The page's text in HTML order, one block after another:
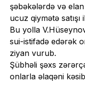
şəbəkələrdə və
ucuz qiymətə
Bu yolla
sui-istifadə edərək
ziyan vurub.
Şübhəli şəxs
onlarla əlaqəni